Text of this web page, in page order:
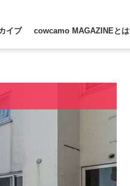
イブ cowcamo MAGAZINEとは